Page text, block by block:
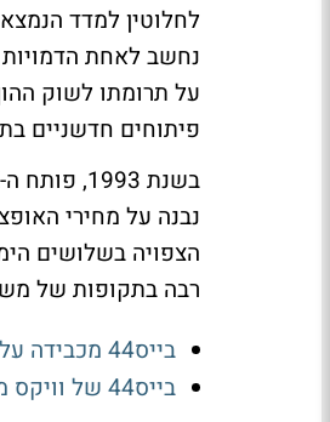
לחלוטין למדד
נחשב לאחת הדמויות
על תרומתו לשוק
פיתוחים חדשניים
הצפויה בשלושים
רבה בתקופות של
בייס44 מכבידה על וויקס - אבל וול סטריט סלחנית בטרום: המניה מטפסת 7%
בייס44 של וויקס משיקה מודל שפה עצמאי לפיתוח אפליקציות